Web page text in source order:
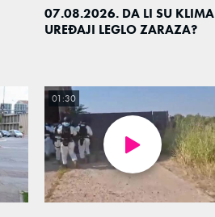
07.08.2026. DA LI SU KLIMA
UREĐAJI LEGLO ZARAZA?
01:30